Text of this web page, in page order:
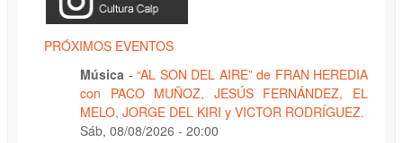
PRÓXIMOS EVENTOS
Música - “AL SON DEL AIRE” de FRAN HEREDIA
con PACO MUÑOZ, JESÚS FERNÁNDEZ, EL
MELO, JORGE DEL KIRI y VICTOR RODRÍGUEZ.
Sáb, 08/08/2026 - 20:00